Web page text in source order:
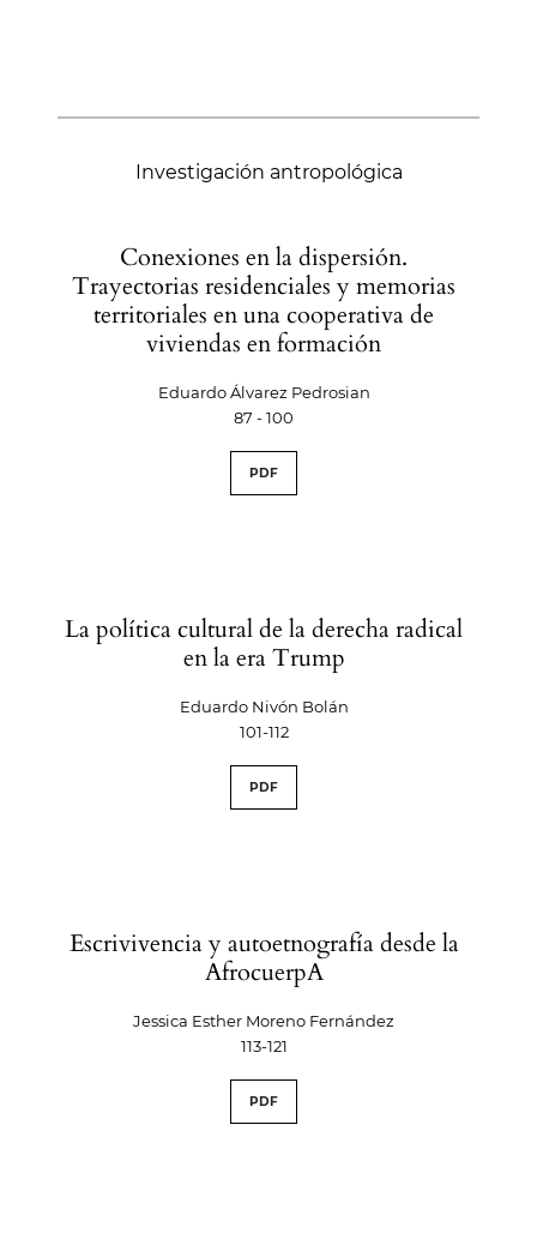
Investigación antropológica
Conexiones en la dispersión.
Trayectorias residenciales y memorias
territoriales en una cooperativa de
viviendas en formación
Eduardo Álvarez Pedrosian
87 - 100
PDF
La política cultural de la derecha radical
en la era Trump
Eduardo Nivón Bolán
101-112
PDF
Escrivivencia y autoetnografía desde la
AfrocuerpA
Jessica Esther Moreno Fernández
113-121
PDF